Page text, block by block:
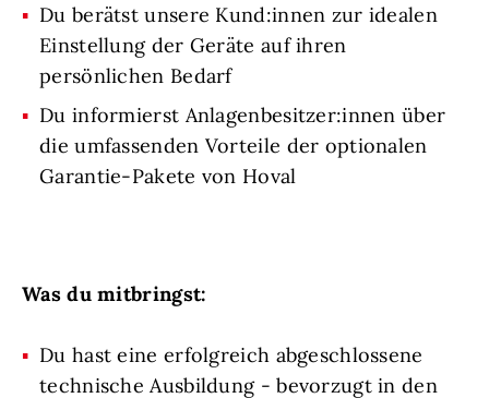
Du berätst unsere Kund:innen zur idealen
Einstellung der Geräte auf ihren
persönlichen Bedarf
Du informierst Anlagenbesitzer:innen über
die umfassenden Vorteile der optionalen
Garantie-Pakete von Hoval
Was du mitbringst:
Du hast eine erfolgreich abgeschlossene
technische Ausbildung - bevorzugt in den